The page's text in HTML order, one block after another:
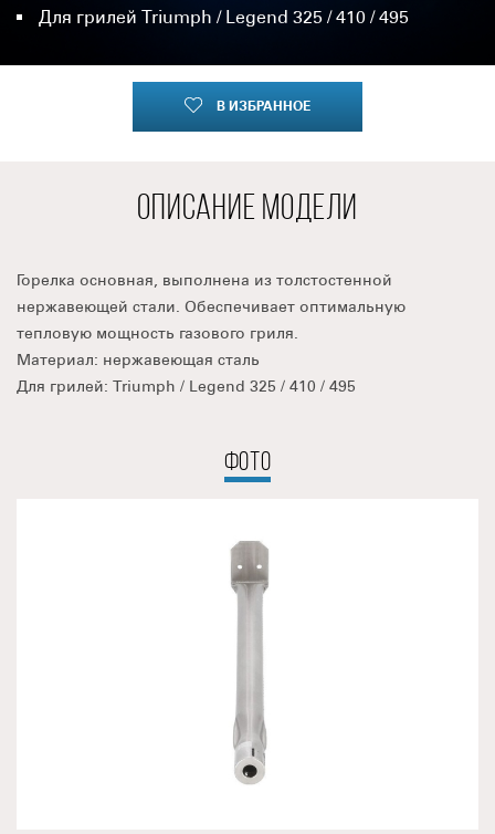
Для грилей Triumph / Legend 325 / 410 / 495
В ИЗБРАННОЕ
ОПИСАНИЕ МОДЕЛИ
Горелка основная, выполнена из толстостенной
нержавеющей стали. Обеспечивает оптимальную
тепловую мощность газового гриля.
Материал: нержавеющая сталь
Для грилей: Triumph / Legend 325 / 410 / 495
ФОТО